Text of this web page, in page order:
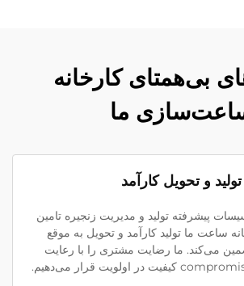
بی‌همتای کارخانه
ما
تولید و تحویل کارآمد
پیشرفته تولید و مدیریت زنجیره تامین
ساعت ما تولید کارآمد و تحویل به موقع
می‌کند. ما رضایت مشتری را با رعایت